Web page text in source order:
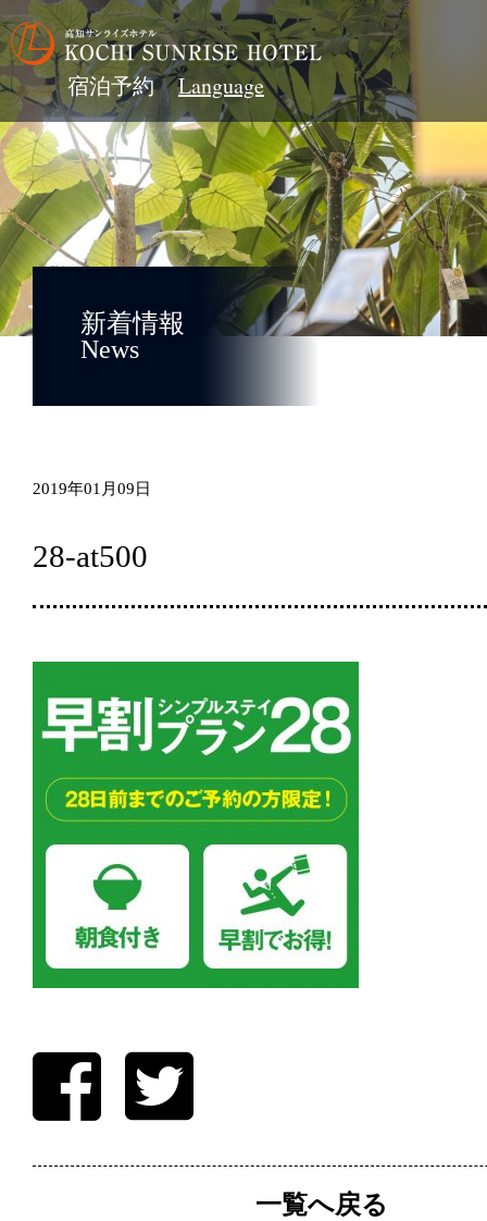
宿泊予約
新着情報
News
2019年01月09日
28-at500
一覧へ戻る